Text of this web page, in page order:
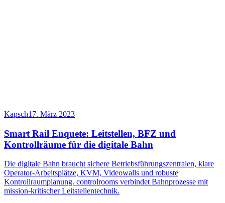
Kapsch17. März 2023
Smart Rail Enquete: Leitstellen, BFZ und
Kontrollräume für die digitale Bahn
Die digitale Bahn braucht sichere Betriebsführungszentralen, klare
Operator-Arbeitsplätze, KVM, Videowalls und robuste
Kontrollraumplanung. controlrooms verbindet Bahnprozesse mit
mission-kritischer Leitstellentechnik.